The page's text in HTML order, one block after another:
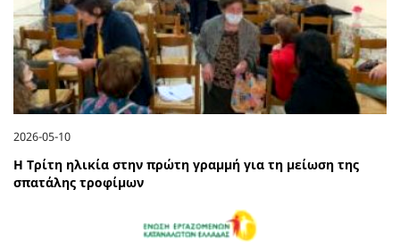
2026-05-10
Η Τρίτη ηλικία στην πρώτη γραμμή για τη μείωση της
σπατάλης τροφίμων